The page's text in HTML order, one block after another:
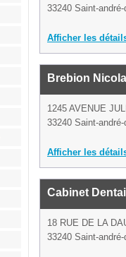
33240 Saint-
Afficher les
Brebion
1245 AVENUE
33240 Saint-
Afficher les
Cabinet
18 RUE DE LA
33240 Saint-